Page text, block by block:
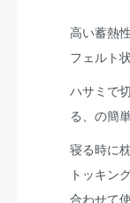
高い蓄熱
フェルト
ハサミで
る、の簡
寝る時に
トッキン
合わせて